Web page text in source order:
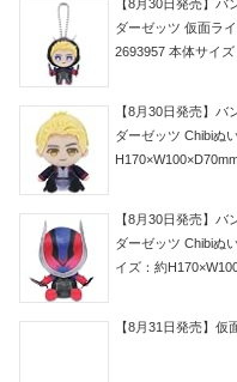
【8月30日発売】
ダーゼッツ 仮面ラ
2693957 本体サイ
【8月30日発売】
ダーゼッツ Chibiぬ
【8月30日発売】
ダーゼッツ Chibiぬ
イズ：約
【8月31日発売】